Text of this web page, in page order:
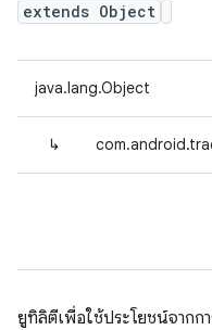
extends Object
java.lang.Object
↳
ยูทิลิตีเพื่อใช้ประโยชน์จาก